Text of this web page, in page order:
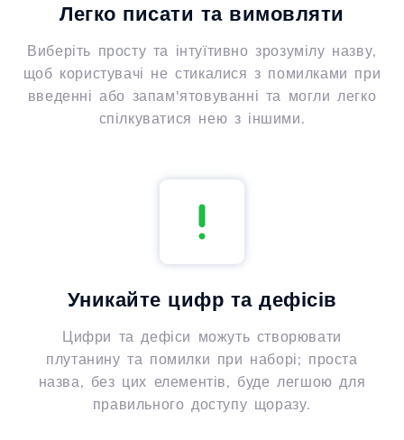
Легко писати та вимовляти
Виберіть просту та інтуїтивно зрозумілу назву,
щоб користувачі не стикалися з помилками при
введенні або запам'ятовуванні та могли легко
спілкуватися нею з іншими.
Уникайте цифр та дефісів
Цифри та дефіси можуть створювати
плутанину та помилки при наборі; проста
назва, без цих елементів, буде легшою для
правильного доступу щоразу.